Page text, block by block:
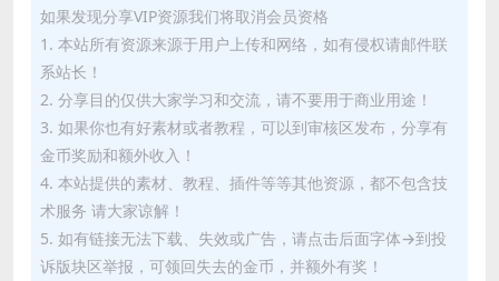
如果发现分享VIP资源我们将取消会员资格
1. 本站所有资源来源于用户上传和网络，如有侵权请邮件联
系站长！
2. 分享目的仅供大家学习和交流，请不要用于商业用途！
3. 如果你也有好素材或者教程，可以到审核区发布，分享有
金币奖励和额外收入！
4. 本站提供的素材、教程、插件等等其他资源，都不包含技
术服务 请大家谅解！
5. 如有链接无法下载、失效或广告，请点击后面字体→到投
诉版块区举报，可领回失去的金币，并额外有奖！